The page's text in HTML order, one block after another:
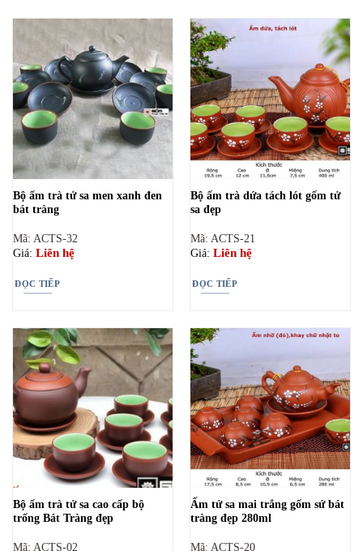
Bộ ấm trà tử sa men xanh đen
bát tràng
Mã: ACTS-32
Giá: Liên hệ
ĐỌC TIẾP
Bộ ấm trà dứa tách lót gốm tử
sa đẹp
Mã: ACTS-21
Giá: Liên hệ
ĐỌC TIẾP
Bộ ấm trà tử sa cao cấp bộ
trống Bát Tràng đẹp
Mã: ACTS-02
Ấm tử sa mai trắng gốm sứ bát
tràng đẹp 280ml
Mã: ACTS-20